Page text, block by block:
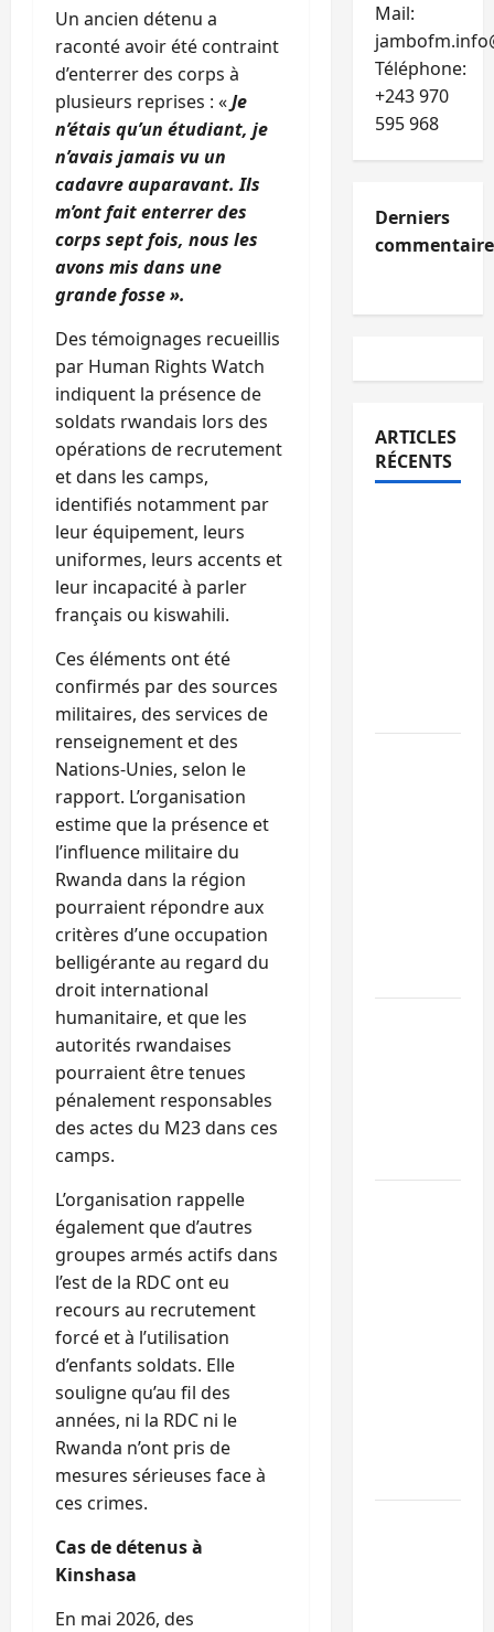
Un ancien détenu a
raconté avoir été contraint
d’enterrer des corps à
plusieurs reprises : «Je
n’étais qu’un étudiant, je
n’avais jamais vu un
cadavre auparavant. Ils
m’ont fait enterrer des
corps sept fois, nous les
avons mis dans une
grande fosse ».
Des témoignages recueillis
par Human Rights Watch
indiquent la présence de
soldats rwandais lors des
opérations de recrutement
et dans les camps,
identifiés notamment par
leur équipement, leurs
uniformes, leurs accents et
leur incapacité à parler
français ou kiswahili.
Ces éléments ont été
confirmés par des sources
militaires, des services de
renseignement et des
Nations-Unies, selon le
rapport. L’organisation
estime que la présence et
l’influence militaire du
Rwanda dans la région
pourraient répondre aux
critères d’une occupation
belligérante au regard du
droit international
humanitaire, et que les
autorités rwandaises
pourraient être tenues
pénalement responsables
des actes du M23 dans ces
camps.
L’organisation rappelle
également que d’autres
groupes armés actifs dans
l’est de la RDC ont eu
recours au recrutement
forcé et à l’utilisation
d’enfants soldats. Elle
souligne qu’au fil des
années, ni la RDC ni le
Rwanda n’ont pris de
mesures sérieuses face à
ces crimes.
Cas de détenus à
Kinshasa
En mai 2026, des
Mail:
Téléphone:
+243 970
595 968
Derniers
ARTICLES
RÉCENTS